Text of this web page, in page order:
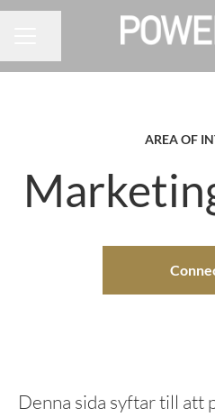
AREA OF
Denna sida syftar till att